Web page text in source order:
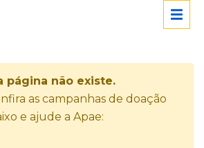
página não existe.
as campanhas de doação
e ajude a Apae: